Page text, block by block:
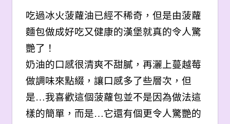
吃過冰火菠蘿油已經不稀奇，但是由菠蘿
麵包做成好吃又健康的漢堡就真的令人驚
艷了！
奶油的口感很清爽不甜膩，再灑上蔓越莓
做調味來點綴，讓口感多了些層次，但
是…我喜歡這個菠蘿包並不是因為做法這
樣的簡單，而是…它還有個更令人驚艷的